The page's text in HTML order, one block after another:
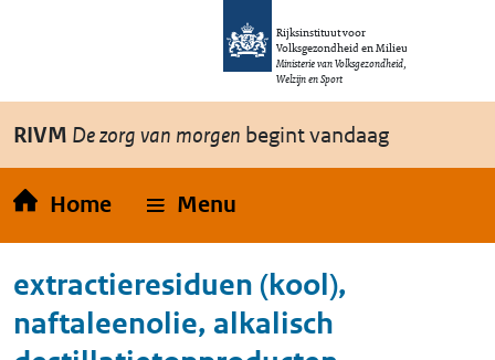
Overslaan en naar de inhoud gaan
Rijksinstituut voor
Volksgezondheid en Milieu
Ministerie van Volksgezondheid,
Welzijn en Sport
RIVM De zorg van morgen begint vandaag
Home Menu
extractieresiduen (kool),
naftaleenolie, alkalisch